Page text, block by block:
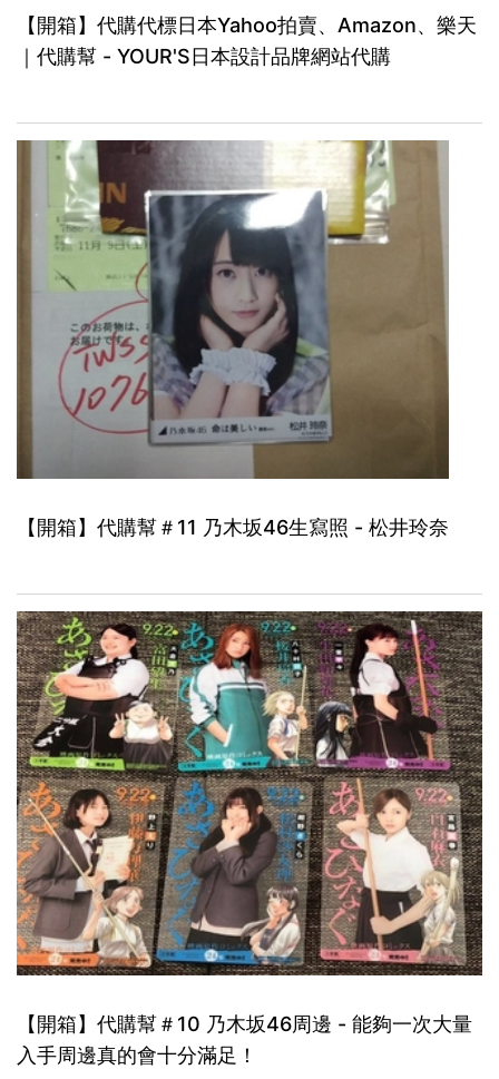
【開箱】代購代標日本Yahoo拍賣、Amazon、樂天
｜代購幫 - YOUR'S日本設計品牌網站代購
【開箱】代購幫＃11 乃木坂46生寫照 - 松井玲奈
【開箱】代購幫＃10 乃木坂46周邊 - 能夠一次大量
入手周邊真的會十分滿足！